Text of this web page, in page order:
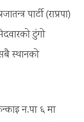
पार्टी (राप्रपा)
टुंगो
स्थानको
न.पा ६ मा